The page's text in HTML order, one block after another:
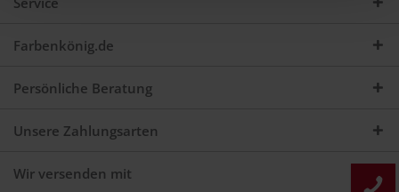
Farbenkönig.de
Persönliche Beratung
Unsere Zahlungsarten
Wir versenden mit